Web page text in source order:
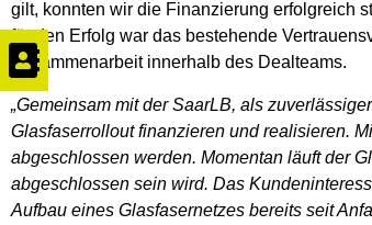
gilt, konnten wir die Finanzierung erfolgreich
für den Erfolg war das bestehende
Zusammenarbeit innerhalb des Dealteams.
„Gemeinsam mit der SaarLB, als
Glasfaserrollout finanzieren und realisieren.
abgeschlossen werden. Momentan läuft der
abgeschlossen sein wird. Das
Aufbau eines Glasfasernetzes bereits seit